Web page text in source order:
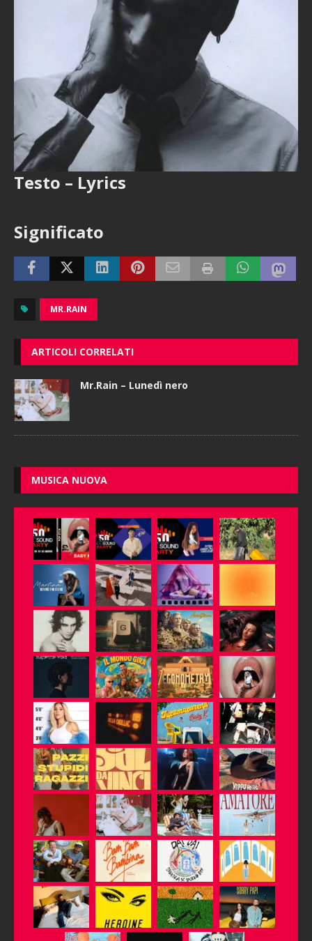
Testo – Lyrics
Significato
MR.RAIN
ARTICOLI CORRELATI
Mr.Rain – Lunedì nero
MUSICA NUOVA